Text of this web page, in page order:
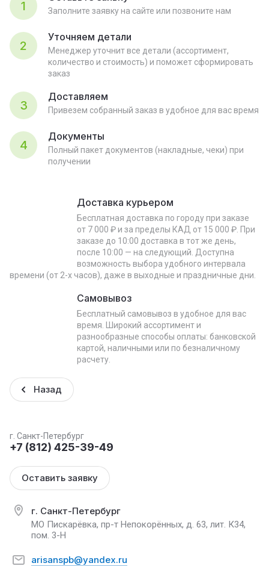
1 Заполните заявку на сайте или позвоните нам
2
Уточняем детали
Менеджер уточнит все детали (ассортимент,
количество и стоимость) и поможет сформировать
заказ
3
Доставляем
Привезем собранный заказ в удобное для вас время
4
Документы
Полный пакет документов (накладные, чеки) при
получении
Доставка курьером
Бесплатная доставка по городу при заказе
от 7 000 ₽ и за пределы КАД от 15 000 ₽. При
заказе до 10:00 доставка в тот же день,
после 10:00 — на следующий. Доступна
возможность выбора удобного интервала
времени (от 2-х часов), даже в выходные и праздничные дни.
Самовывоз
Бесплатный самовывоз в удобное для вас
время. Широкий ассортимент и
разнообразные способы оплаты: банковской
картой, наличными или по безналичному
расчету.
Назад
г. Санкт-Петербург
+7 (812) 425-39-49
Оставить заявку
г. Санкт-Петербург
МО Пискарёвка, пр-т Непокорённых, д. 63, лит. К34,
пом. 3-Н
arisanspb@yandex.ru